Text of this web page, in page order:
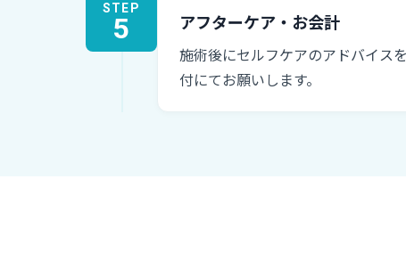
STEP
5 アフターケア・お会計
施術後にセルフケアのアドバイス
付にてお願いします。